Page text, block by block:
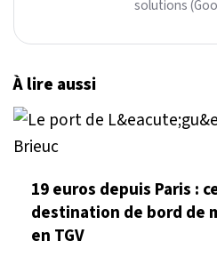
solutions
À lire aussi
19 euros depuis Paris :
destination de bord de
en TGV